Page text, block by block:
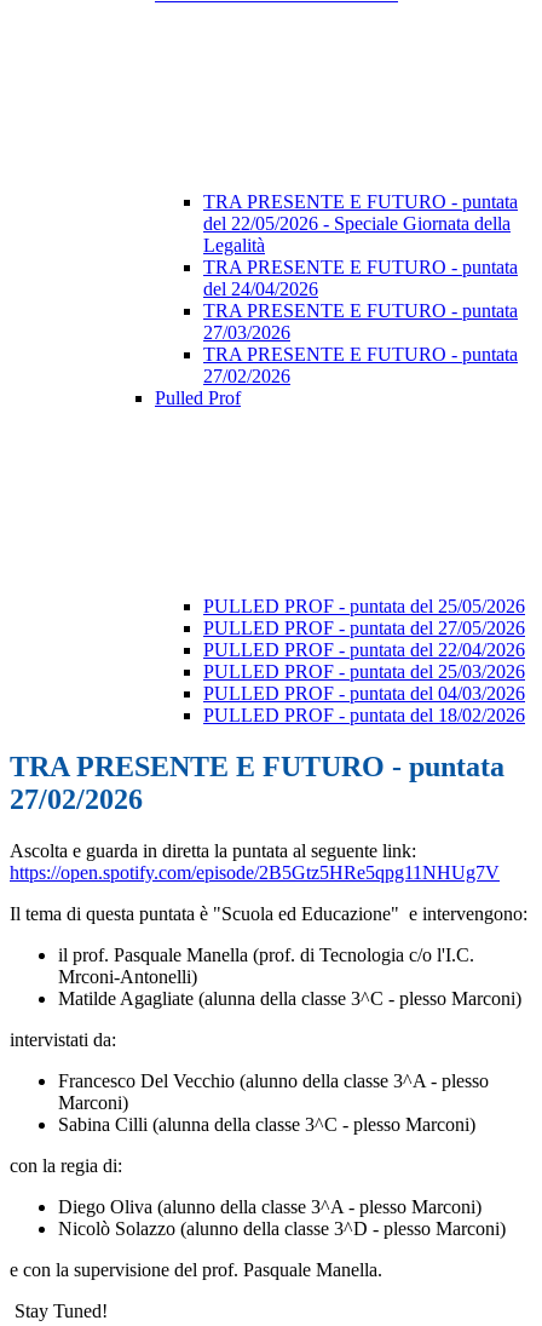
TRA PRESENTE E FUTURO - puntata
del 22/05/2026 - Speciale Giornata della
Legalità
TRA PRESENTE E FUTURO - puntata
del 24/04/2026
TRA PRESENTE E FUTURO - puntata
27/03/2026
TRA PRESENTE E FUTURO - puntata
27/02/2026
Pulled Prof
PULLED PROF - puntata del 25/05/2026
PULLED PROF - puntata del 27/05/2026
PULLED PROF - puntata del 22/04/2026
PULLED PROF - puntata del 25/03/2026
PULLED PROF - puntata del 04/03/2026
PULLED PROF - puntata del 18/02/2026
TRA PRESENTE E FUTURO - puntata
27/02/2026
Ascolta e guarda in diretta la puntata al seguente link:
https://open.spotify.com/episode/2B5Gtz5HRe5qpg11NHUg7V
Il tema di questa puntata è "Scuola ed Educazione" e intervengono:
il prof. Pasquale Manella (prof. di Tecnologia c/o l'I.C.
Mrconi-Antonelli)
Matilde Agagliate (alunna della classe 3^C - plesso Marconi)
intervistati da:
Francesco Del Vecchio (alunno della classe 3^A - plesso
Marconi)
Sabina Cilli (alunna della classe 3^C - plesso Marconi)
con la regia di:
Diego Oliva (alunno della classe 3^A - plesso Marconi)
Nicolò Solazzo (alunno della classe 3^D - plesso Marconi)
e con la supervisione del prof. Pasquale Manella.
Stay Tuned!